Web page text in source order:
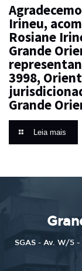
Irineu,
Rosiane
Grande
3998,
Grande
Leia mais
SGAS - Av. W/5